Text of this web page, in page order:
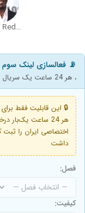
Lance Reddick
📡 فعالسازی لینک سوم
، هر 24 ساعت یک سریال برای یک کاربر ویژه
🔒 این قابلیت فقط برای
اختصاصی ایران را
داشت
فصل:
کیفیت: